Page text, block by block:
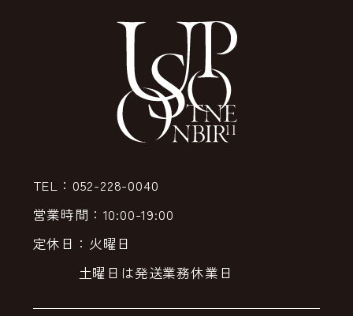
TEL：052-228-0040
営業時間：10:00-19:00
定休日：火曜日
土曜日は発送業務休業日